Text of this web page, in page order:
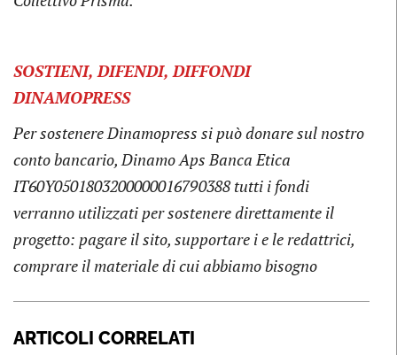
SOSTIENI, DIFENDI, DIFFONDI
DINAMOPRESS
Per sostenere Dinamopress si può donare sul nostro
conto bancario, Dinamo Aps Banca Etica
IT60Y0501803200000016790388 tutti i fondi
verranno utilizzati per sostenere direttamente il
progetto: pagare il sito, supportare i e le redattrici,
comprare il materiale di cui abbiamo bisogno
ARTICOLI CORRELATI